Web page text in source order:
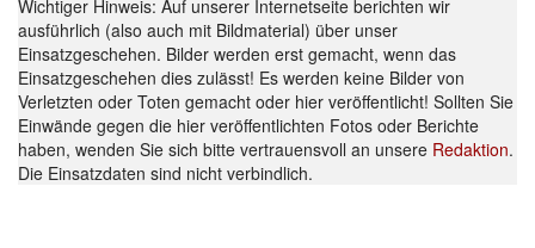
Wichtiger Hinweis: Auf unserer Internetseite berichten wir
ausführlich (also auch mit Bildmaterial) über unser
Einsatzgeschehen. Bilder werden erst gemacht, wenn das
Einsatzgeschehen dies zulässt! Es werden keine Bilder von
Verletzten oder Toten gemacht oder hier veröffentlicht! Sollten Sie
Einwände gegen die hier veröffentlichten Fotos oder Berichte
haben, wenden Sie sich bitte vertrauensvoll an unsere Redaktion.
Die Einsatzdaten sind nicht verbindlich.